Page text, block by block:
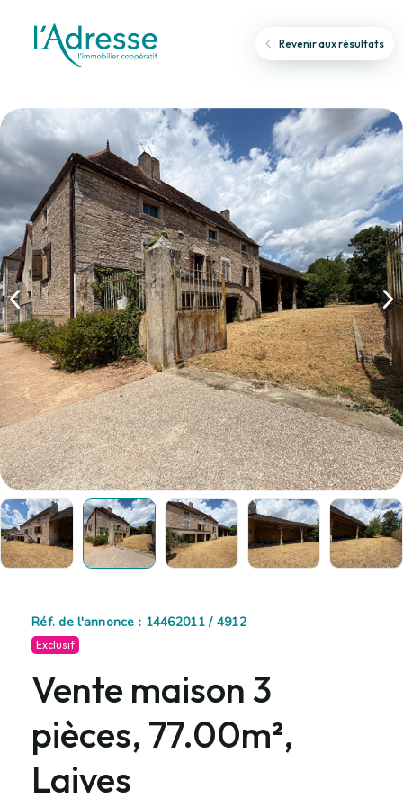
Revenir aux résultats
Réf. de l'annonce : 14462011 / 4912
Exclusif
Vente maison 3
pièces, 77.00m²,
Laives